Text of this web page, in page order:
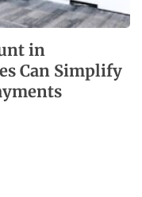
in
Can Simplify